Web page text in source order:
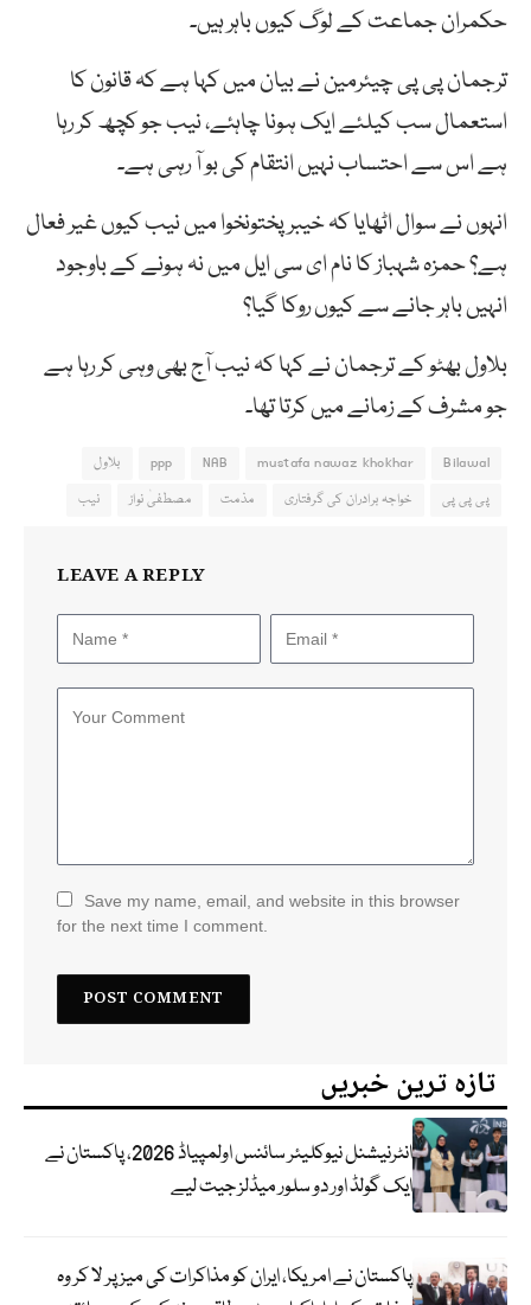
حکمران جماعت کے لوگ کیوں باہر ہیں۔
ترجمان پی پی چیئرمین نے بیان میں کہا ہے کہ قانون کا
استعمال سب کیلئے ایک ہونا چاہئے، نیب جو کچھ کر رہا
ہے اس سے احتساب نہیں انتقام کی بو آ رہی ہے۔
انہوں نے سوال اٹھایا کہ خیبرپختونخوا میں نیب کیوں غیر فعال
ہے؟ حمزہ شہباز کا نام ای سی ایل میں نہ ہونے کے باوجود
انہیں باہر جانے سے کیوں روکا گیا؟
بلاول بھٹو کے ترجمان نے کہا کہ نیب آج بھی وہی کر رہا ہے
جو مشرف کے زمانے میں کرتا تھا۔
Bilawal
mustafa nawaz khokhar
NAB
ppp
بلاول
پی پی پی
خواجہ برادران کی گرفتاری مذمت مصطفیٰ نواز نیب
LEAVE A REPLY
Save my name, email, and website in this browser
for the next time I comment.
تازہ ترین خبریں
انٹرنیشنل نیوکلیئر سائنس اولمپیاڈ 2026، پاکستان نے
ایک گولڈ اور دو سلور میڈلز جیت لیے
پاکستان نے امریکا، ایران کو مذاکرات کی میز پر لا کر وہ